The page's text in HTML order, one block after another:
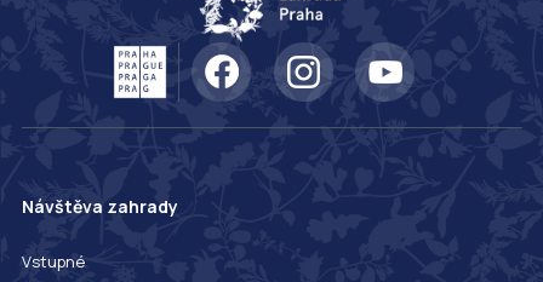
Návštěva zahrady
Vstupné